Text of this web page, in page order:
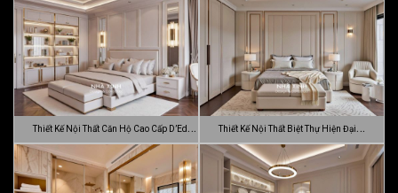
Thiết Kế Nội Thất Căn Hộ Cao Cấp D’Edge
…
Thiết Kế Nội Thất Biệt Thự Hiện Đại
Luca…